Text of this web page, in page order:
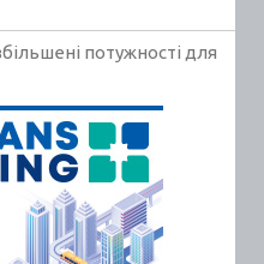
потужності для